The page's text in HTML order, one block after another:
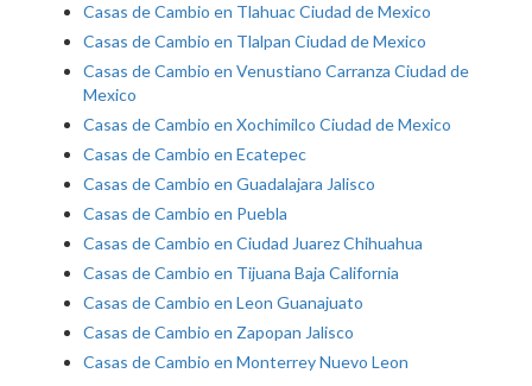
Casas de Cambio en Tlahuac Ciudad de Mexico
Casas de Cambio en Tlalpan Ciudad de Mexico
Casas de Cambio en Venustiano Carranza Ciudad de
Mexico
Casas de Cambio en Xochimilco Ciudad de Mexico
Casas de Cambio en Ecatepec
Casas de Cambio en Guadalajara Jalisco
Casas de Cambio en Puebla
Casas de Cambio en Ciudad Juarez Chihuahua
Casas de Cambio en Tijuana Baja California
Casas de Cambio en Leon Guanajuato
Casas de Cambio en Zapopan Jalisco
Casas de Cambio en Monterrey Nuevo Leon